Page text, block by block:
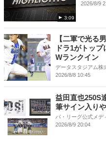
3:09
2026/8/9
【二軍で光る
ドラ1がトッ
Wランクイン
データスタジアム株
2026/8/8 10:45
益田直也250S
筆サイン入り
パ・リーグ公式メデ
2026/8/9 20:04